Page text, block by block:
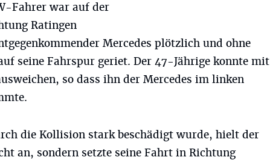
Fahrer war auf der
Ratingen
Mercedes plötzlich und ohne
seine Fahrspur geriet. Der 47-Jährige konnte mit
so dass ihn der Mercedes im linken
die Kollision stark beschädigt wurde, hielt der
an, sondern setzte seine Fahrt in Richtung